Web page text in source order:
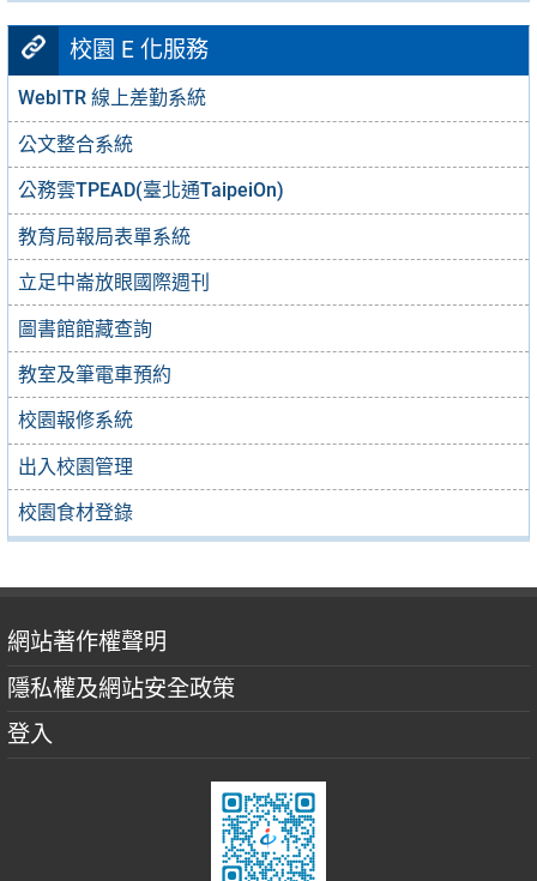
校園 E 化服務
WebITR 線上差勤系統
公文整合系統
公務雲TPEAD(臺北通TaipeiOn)
教育局報局表單系統
立足中崙放眼國際週刊
圖書館館藏查詢
教室及筆電車預約
校園報修系統
出入校園管理
校園食材登錄
網站著作權聲明
隱私權及網站安全政策
登入